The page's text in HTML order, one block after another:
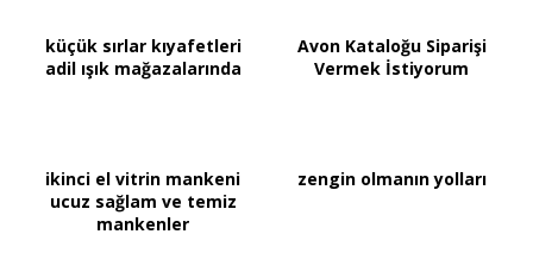
küçük sırlar kıyafetleri
adil ışık mağazalarında
Avon Kataloğu Siparişi
Vermek İstiyorum
ikinci el vitrin mankeni
ucuz sağlam ve temiz
mankenler
zengin olmanın yolları